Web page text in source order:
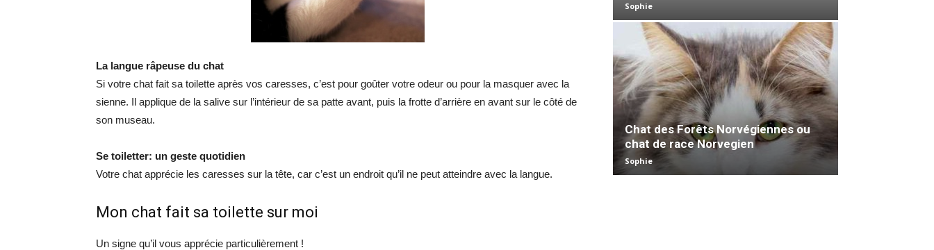
La langue râpeuse du chat
Si votre chat fait sa toilette après vos caresses, c’est pour goûter votre odeur ou pour la masquer avec la
sienne. Il applique de la salive sur l’intérieur de sa patte avant, puis la frotte d’arrière en avant sur le côté de
son museau.
Se toiletter: un geste quotidien
Votre chat apprécie les caresses sur la tête, car c’est un endroit qu’il ne peut atteindre avec la langue.
Mon chat fait sa toilette sur moi
Un signe qu’il vous apprécie particulièrement !
Sophie
Chat des Forêts Norvégiennes ou
chat de race Norvegien
Sophie